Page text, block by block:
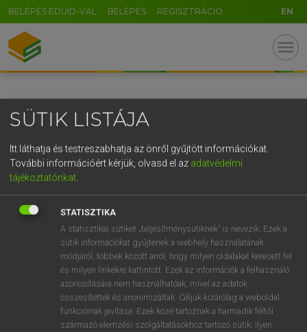
BELÉPÉS EDUID-VAL BELÉPÉS REGISZTRÁCIÓ EN
menu
SÜTIK LISTÁJA
Itt láthatja és testreszabhatja az önről gyűjtött információkat.
További információért kérjük, olvasd el az adatvédelmi
tájékoztatónkat
STATISZTIKA
A statisztikai sütiket „teljesítménysütiknek” is nevezik. Ezek a
sütik információkat gyűjtenek a webhely használatának
módjáról, többek között arról, hogy milyen oldalakat keresett fel
és milyen linkekre kattintott. Ezek az információk a felhasználó
azonosítására nem használhatóak, mivel az adatok
összesítettek és anonimizáltak. Céljuk kizárólag a weboldal
funkcióinak javítása. Ezek közé tartoznak a harmadik féltől
származó elemzési szolgáltatásokhoz tartozó sütik; ilyen
GR
5
g h k l
v b n m , . - AltGr